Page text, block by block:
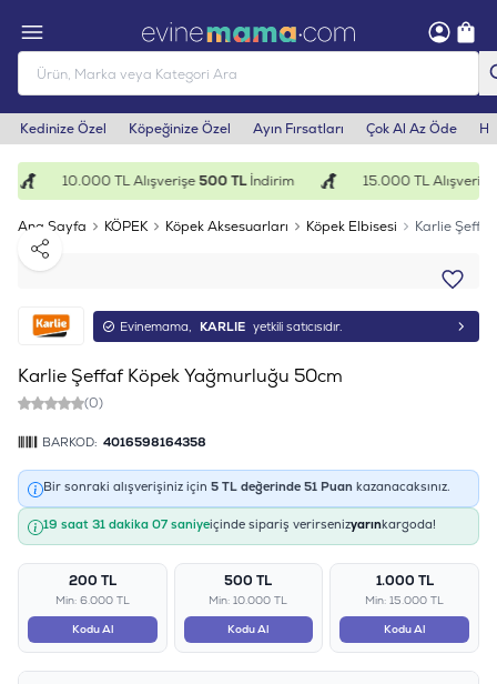
Kedinize Özel Köpeğinize Özel Ayın Fırsatları Çok Al Az Öde
10.000 TL Alışverişe500 TLİndirim 15.000 TL Alışverişe
Ana Sayfa KÖPEK Köpek Aksesuarları Köpek Elbisesi
Karlie
Paylaş
Evinemama, KARLIE yetkili satıcısıdır.
Karlie Şeffaf Köpek Yağmurluğu 50cm
(0)
BARKOD: 4016598164358
Bir sonraki alışverişiniz için 5 TL değerinde 51 Puan kazanacaksınız.
19 saat 31 dakika 07 saniyeiçinde sipariş verirsenizyarınkargoda!
200 TL
Min: 6.000 TL
Kodu Al
500 TL
Min: 10.000 TL
Kodu Al
1.000 TL
Min: 15.000 TL
Kodu Al